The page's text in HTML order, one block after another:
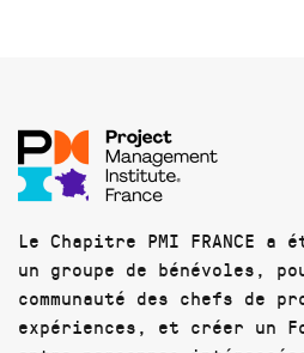
Le Chapitre PMI FRANCE
un groupe de bénévoles,
communauté des chefs de
expériences, et créer un